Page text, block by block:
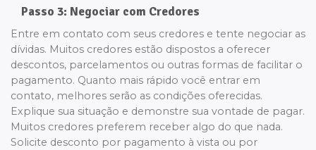
Passo 3: Negociar com Credores
Entre em contato com seus credores e tente negociar as
dívidas. Muitos credores estão dispostos a oferecer
descontos, parcelamentos ou outras formas de facilitar o
pagamento. Quanto mais rápido você entrar em
contato, melhores serão as condições oferecidas.
Explique sua situação e demonstre sua vontade de pagar.
Muitos credores preferem receber algo do que nada.
Solicite desconto por pagamento à vista ou por